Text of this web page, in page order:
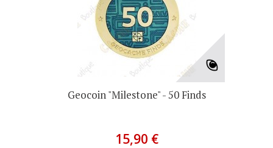
Geocoin "Milestone" - 50 Finds
15,90 €